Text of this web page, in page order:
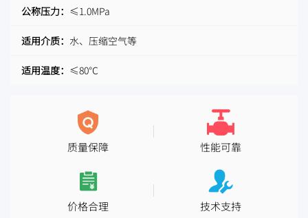
公称压力： ≤1.0MPa
适用介质： 水、压缩空气等
适用温度： ≤80℃
质量保障 性能可靠
价格合理 技术支持